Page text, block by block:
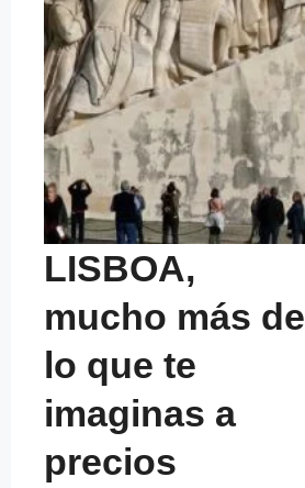
LISBOA,
mucho más de
lo que te
imaginas a
precios